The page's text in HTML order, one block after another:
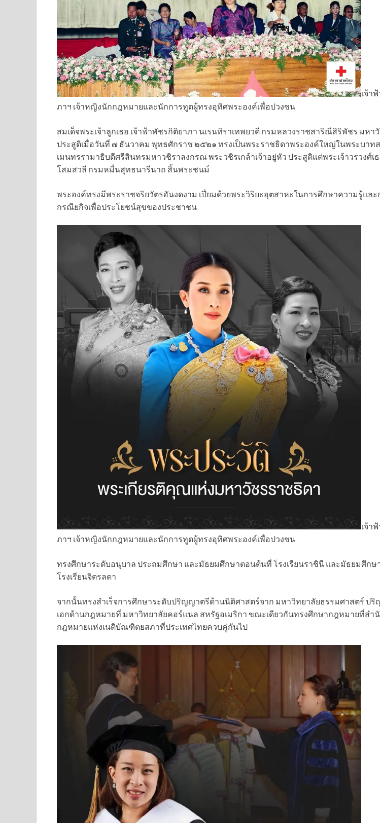
เจ้า
ภาฯ เจ้าหญิงนักกฎหมายและนักการทูตผู้ทรงอุทิศพระองค์เพื่อปวงชน
สมเด็จพระเจ้าลูกเธอ เจ้าฟ้าพัชรกิติยาภา นเรนทิราเทพยวดี กรมหลวงราชสาริณีสิริพัชร มหา
ประสูติเมื่อวันที่ ๗ ธันวาคม พุทธศักราช ๒๕๒๑ ทรงเป็นพระราชธิดาพระองค์ใหญ่ในพระบาท
เมนทรรามาธิบดีศรีสินทรมหาวชิราลงกรณ พระวชิรเกล้าเจ้าอยู่หัว ประสูติแต่พระเจ้าวรวงศ์เธ
โสมสวลี กรมหมื่นสุทธนารีนาถ สิ้นพระชนม์
พระองค์ทรงมีพระราชจริยวัตรอันงดงาม เปี่ยมด้วยพระวิริยะอุตสาหะในการศึกษาความรู้แล
กรณียกิจเพื่อประโยชน์สุขของประชาชน
เจ้า
ภาฯ เจ้าหญิงนักกฎหมายและนักการทูตผู้ทรงอุทิศพระองค์เพื่อปวงชน
ทรงศึกษาระดับอนุบาล ประถมศึกษา และมัธยมศึกษาตอนต้นที่ โรงเรียนราชินี และมัธยมศึกษ
โรงเรียนจิตรลดา
จากนั้นทรงสำเร็จการศึกษาระดับปริญญาตรีด้านนิติศาสตร์จาก มหาวิทยาลัยธรรมศาสตร์ ป
เอกด้านกฎหมายที่ มหาวิทยาลัยคอร์แนล สหรัฐอเมริกา ขณะเดียวกันทรงศึกษากฎหมายที่สำ
กฎหมายแห่งเนติบัณฑิตยสภาที่ประเทศไทยควบคู่กันไป